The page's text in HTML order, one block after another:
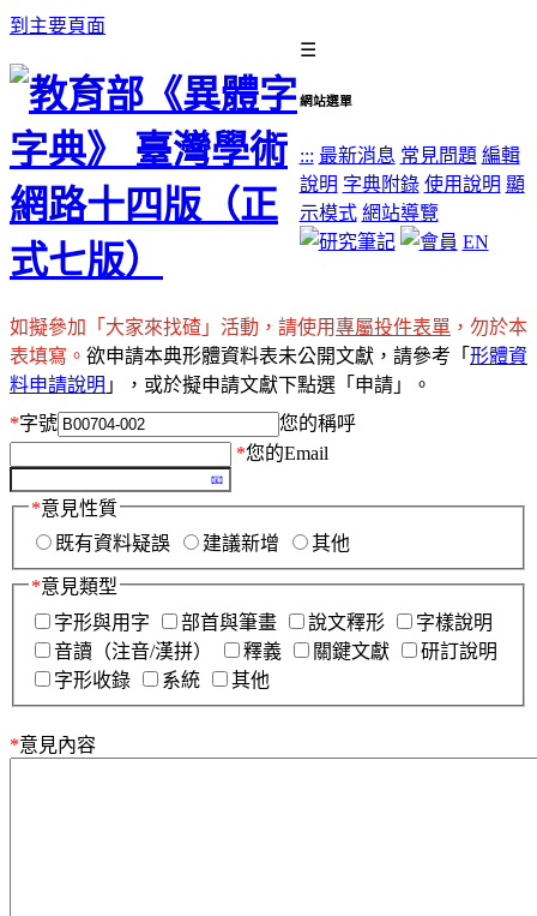
到主要頁面
☰
網站選單
::: 最新消息 常見問題 編輯
說明 字典附錄 使用說明 顯
示模式 網站導覽
EN
如擬參加「大家來找碴」活動，請使用專屬投件表單 ，勿於本
表填寫。 欲申請本典形體資料表未公開文獻，請參考「 形體資
料申請說明 」，或於擬申請文獻下點選「申請」。
*字號
您的稱呼
*您的Email
*意見性質
既有資料疑誤
建議新增 其他
*意見類型
字形與用字
部首與筆畫 說文釋形
字樣說明
音讀（注音/漢拼）
釋義 關鍵文獻
研訂說明
字形收錄
系統 其他
*意見內容